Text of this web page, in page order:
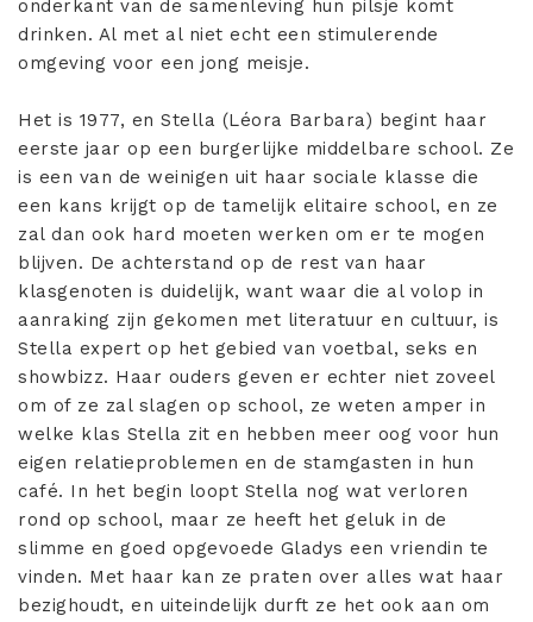
onderkant van de samenleving hun pilsje komt
drinken. Al met al niet echt een stimulerende
omgeving voor een jong meisje.
Het is 1977, en Stella (Léora Barbara) begint haar
eerste jaar op een burgerlijke middelbare school. Ze
is een van de weinigen uit haar sociale klasse die
een kans krijgt op de tamelijk elitaire school, en ze
zal dan ook hard moeten werken om er te mogen
blijven. De achterstand op de rest van haar
klasgenoten is duidelijk, want waar die al volop in
aanraking zijn gekomen met literatuur en cultuur, is
Stella expert op het gebied van voetbal, seks en
showbizz. Haar ouders geven er echter niet zoveel
om of ze zal slagen op school, ze weten amper in
welke klas Stella zit en hebben meer oog voor hun
eigen relatieproblemen en de stamgasten in hun
café. In het begin loopt Stella nog wat verloren
rond op school, maar ze heeft het geluk in de
slimme en goed opgevoede Gladys een vriendin te
vinden. Met haar kan ze praten over alles wat haar
bezighoudt, en uiteindelijk durft ze het ook aan om